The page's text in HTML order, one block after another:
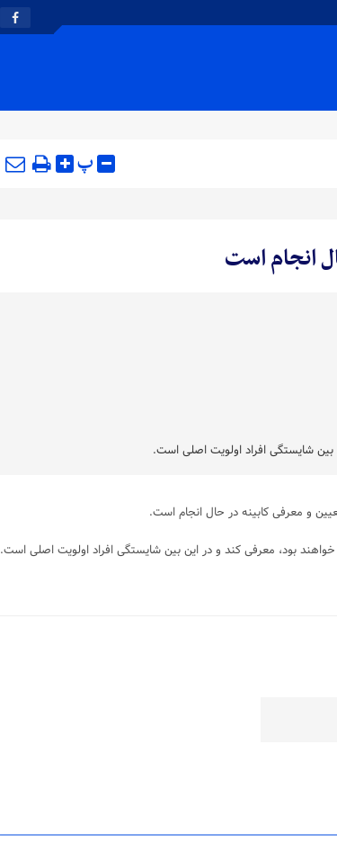
پ
انجام است
شایستگی افراد اولویت اصلی است.
و معرفی کابینه در حال انجام است.
خواهند بود، معرفی کند و در این بین شایستگی افراد اولویت اصلی است.